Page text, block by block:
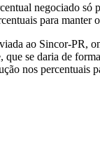
negociado só
para
ao Sincor-PR,
que se daria de
nos percentuais